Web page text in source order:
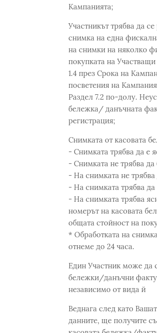
Кампанията;
Участникът трябва да
снимка на една
на снимки на няколко
покупката на
1.4 през Срока на
посветения на
Раздел 7.2 по-долу.
бележка/ данъчната
регистрация;
Снимката от касовата
- Снимката трябва да е
- Снимката не трябва
- На снимката не
- На снимката трябва
- На снимката трябва
номерът на касовата
общата стойност на
* Обработката на
отнеме до 24 часа.
Един Участник може да
бележки/данъчни
независимо от вида й
Веднага след като
данните, ще получите